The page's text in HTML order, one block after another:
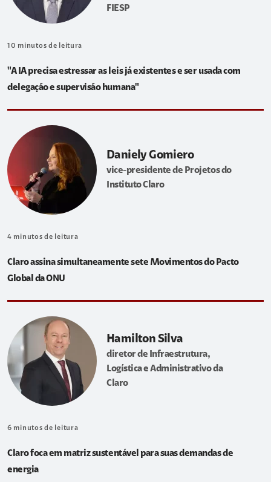
FIESP
10 minutos de leitura
"A IA precisa estressar as leis já existentes e ser usada com
delegação e supervisão humana"
Daniely Gomiero
vice-presidente de Projetos do
Instituto Claro
4 minutos de leitura
Claro assina simultaneamente sete Movimentos do Pacto
Global da ONU
Hamilton Silva
diretor de Infraestrutura,
Logística e Administrativo da
Claro
6 minutos de leitura
Claro foca em matriz sustentável para suas demandas de
energia